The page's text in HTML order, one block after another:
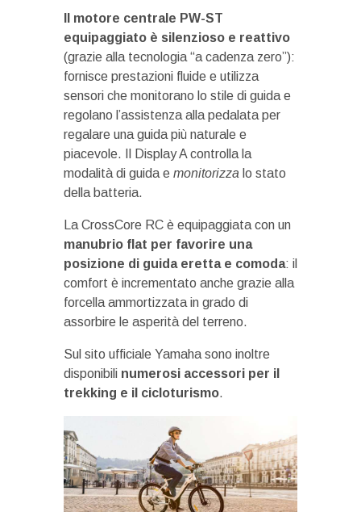
Il motore centrale PW-ST
equipaggiato è silenzioso e reattivo
(grazie alla tecnologia “a cadenza zero”):
fornisce prestazioni fluide e utilizza
sensori che monitorano lo stile di guida e
regolano l’assistenza alla pedalata per
regalare una guida più naturale e
piacevole. Il Display A controlla la
modalità di guida e monitorizza lo stato
della batteria.
La CrossCore RC è equipaggiata con un
manubrio flat per favorire una
posizione di guida eretta e comoda: il
comfort è incrementato anche grazie alla
forcella ammortizzata in grado di
assorbire le asperità del terreno.
Sul sito ufficiale Yamaha sono inoltre
disponibili numerosi accessori per il
trekking e il cicloturismo.